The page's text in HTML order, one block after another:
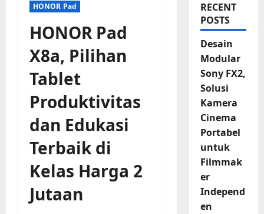
HONOR Pad
HONOR Pad
X8a, Pilihan
Tablet
Produktivitas
dan Edukasi
Terbaik di
Kelas Harga 2
Jutaan
RECENT
POSTS
Desain
Modular
Sony FX2,
Solusi
Kamera
Cinema
Portabel
untuk
Filmmak
er
Independ
en